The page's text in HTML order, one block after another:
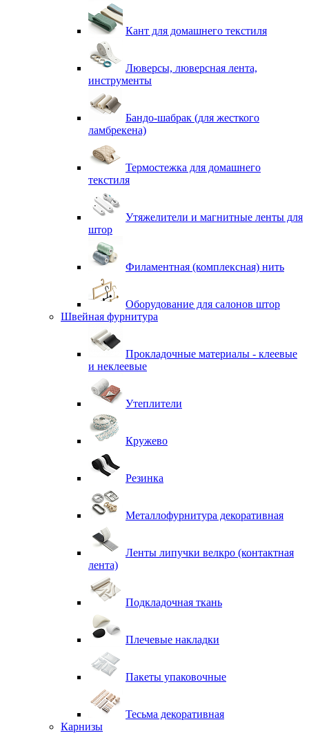
Кант для домашнего текстиля
Люверсы, люверсная лента,
инструменты
Бандо-шабрак (для жесткого
ламбрекена)
Термостежка для домашнего
текстиля
Утяжелители и магнитные ленты для
штор
Филаментная (комплексная) нить
Оборудование для салонов штор
Швейная фурнитура
Прокладочные материалы - клеевые
и неклеевые
Утеплители
Кружево
Резинка
Металлофурнитура декоративная
Ленты липучки велкро (контактная
лента)
Подкладочная ткань
Плечевые накладки
Пакеты упаковочные
Тесьма декоративная
Карнизы